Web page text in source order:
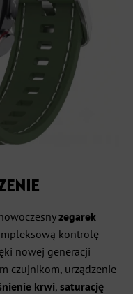
zegarek
kontrolę
nowej generacji
czujnikom, urządzenie
krwi, saturację